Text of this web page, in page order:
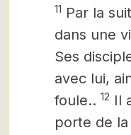
11 Par la
dans une
Ses
avec lui,
foule.. 12 Il
porte de